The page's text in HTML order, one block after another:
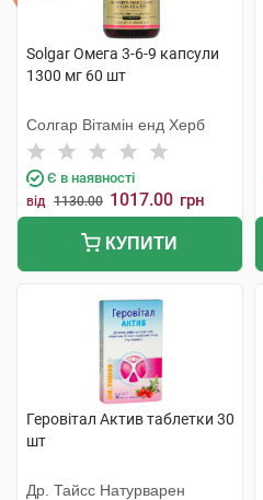
Solgar Омега 3-6-9 капсули
1300 мг 60 шт
Солгар Вітамін енд Херб
Є в наявності
від 1130.00 1017.00 грн
КУПИТИ
Геровітал Актив таблетки 30
шт
Др. Тайсс Натурварен